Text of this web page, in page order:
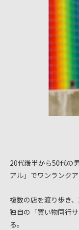
20代後半から50代の
アル」でワンランク
複数の店を渡り歩き
独自の「買い物同行
る。